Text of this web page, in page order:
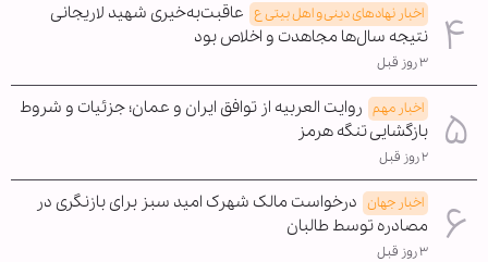
اخبار نهادهای دینی و اهل بیتی ع عاقبت‌به‌خیری شهید لاریجانی
نتیجه سال‌ها مجاهدت و اخلاص بود
۳ روز قبل
اخبار مهم روایت العربیه از توافق ایران و عمان؛ جزئیات و شروط
بازگشایی تنگه هرمز
۲ روز قبل
اخبار جهان درخواست مالک شهرک امید سبز برای بازنگری در
مصادره توسط طالبان
۳ روز قبل